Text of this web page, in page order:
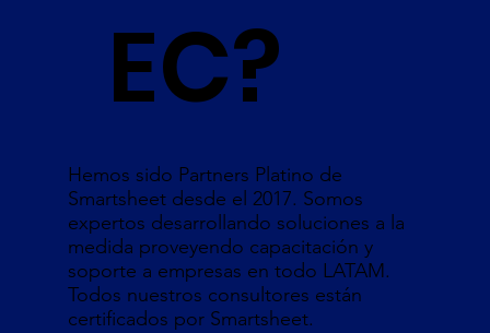
EC?
Hemos sido Partners Platino de
Smartsheet desde el 2017. Somos
expertos desarrollando soluciones a la
medida proveyendo capacitación y
soporte a empresas en todo LATAM.
Todos nuestros consultores están
certificados por Smartsheet.